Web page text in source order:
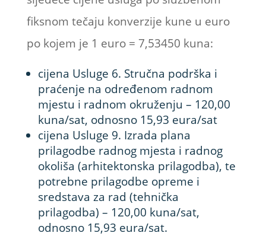
fiksnom tečaju konverzije kune u euro
po kojem je 1 euro = 7,53450 kuna:
cijena Usluge 6. Stručna podrška i
praćenje na određenom radnom
mjestu i radnom okruženju – 120,00
kuna/sat, odnosno 15,93 eura/sat
cijena Usluge 9. Izrada plana
prilagodbe radnog mjesta i radnog
okoliša (arhitektonska prilagodba), te
potrebne prilagodbe opreme i
sredstava za rad (tehnička
prilagodba) – 120,00 kuna/sat,
odnosno 15,93 eura/sat.